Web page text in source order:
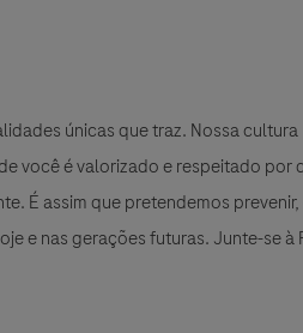
únicas que traz. Nossa cultura
você é valorizado e respeitado por
É assim que pretendemos
e nas gerações futuras. Junte-se à